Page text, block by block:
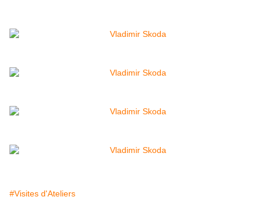
#Visites d'Ateliers